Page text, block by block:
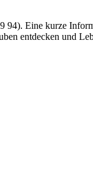
94). Eine kurze
entdecken und